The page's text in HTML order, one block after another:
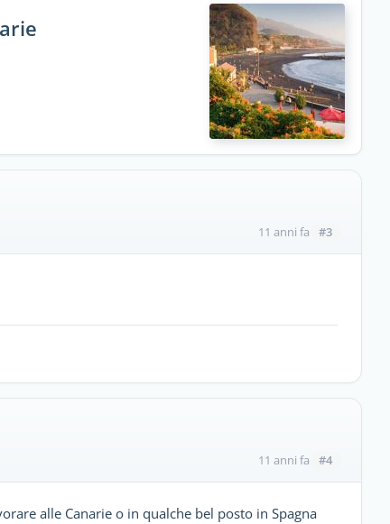
11 anni fa #3
11 anni fa #4
alle Canarie o in qualche bel posto in Spagna